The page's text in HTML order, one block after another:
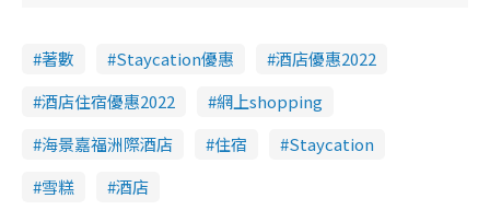
著數 Staycation優惠
酒店優惠2022
酒店住宿優惠2022
網上shopping
海景嘉福洲際酒店
住宿
Staycation
雪糕
酒店